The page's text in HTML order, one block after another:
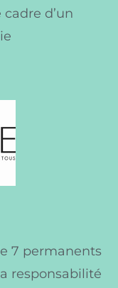
d’un
7 permanents
responsabilité